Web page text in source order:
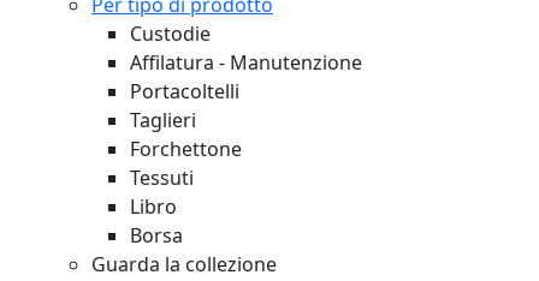
Custodie
Affilatura - Manutenzione
Portacoltelli
Taglieri
Forchettone
Tessuti
Libro
Borsa
Guarda la collezione